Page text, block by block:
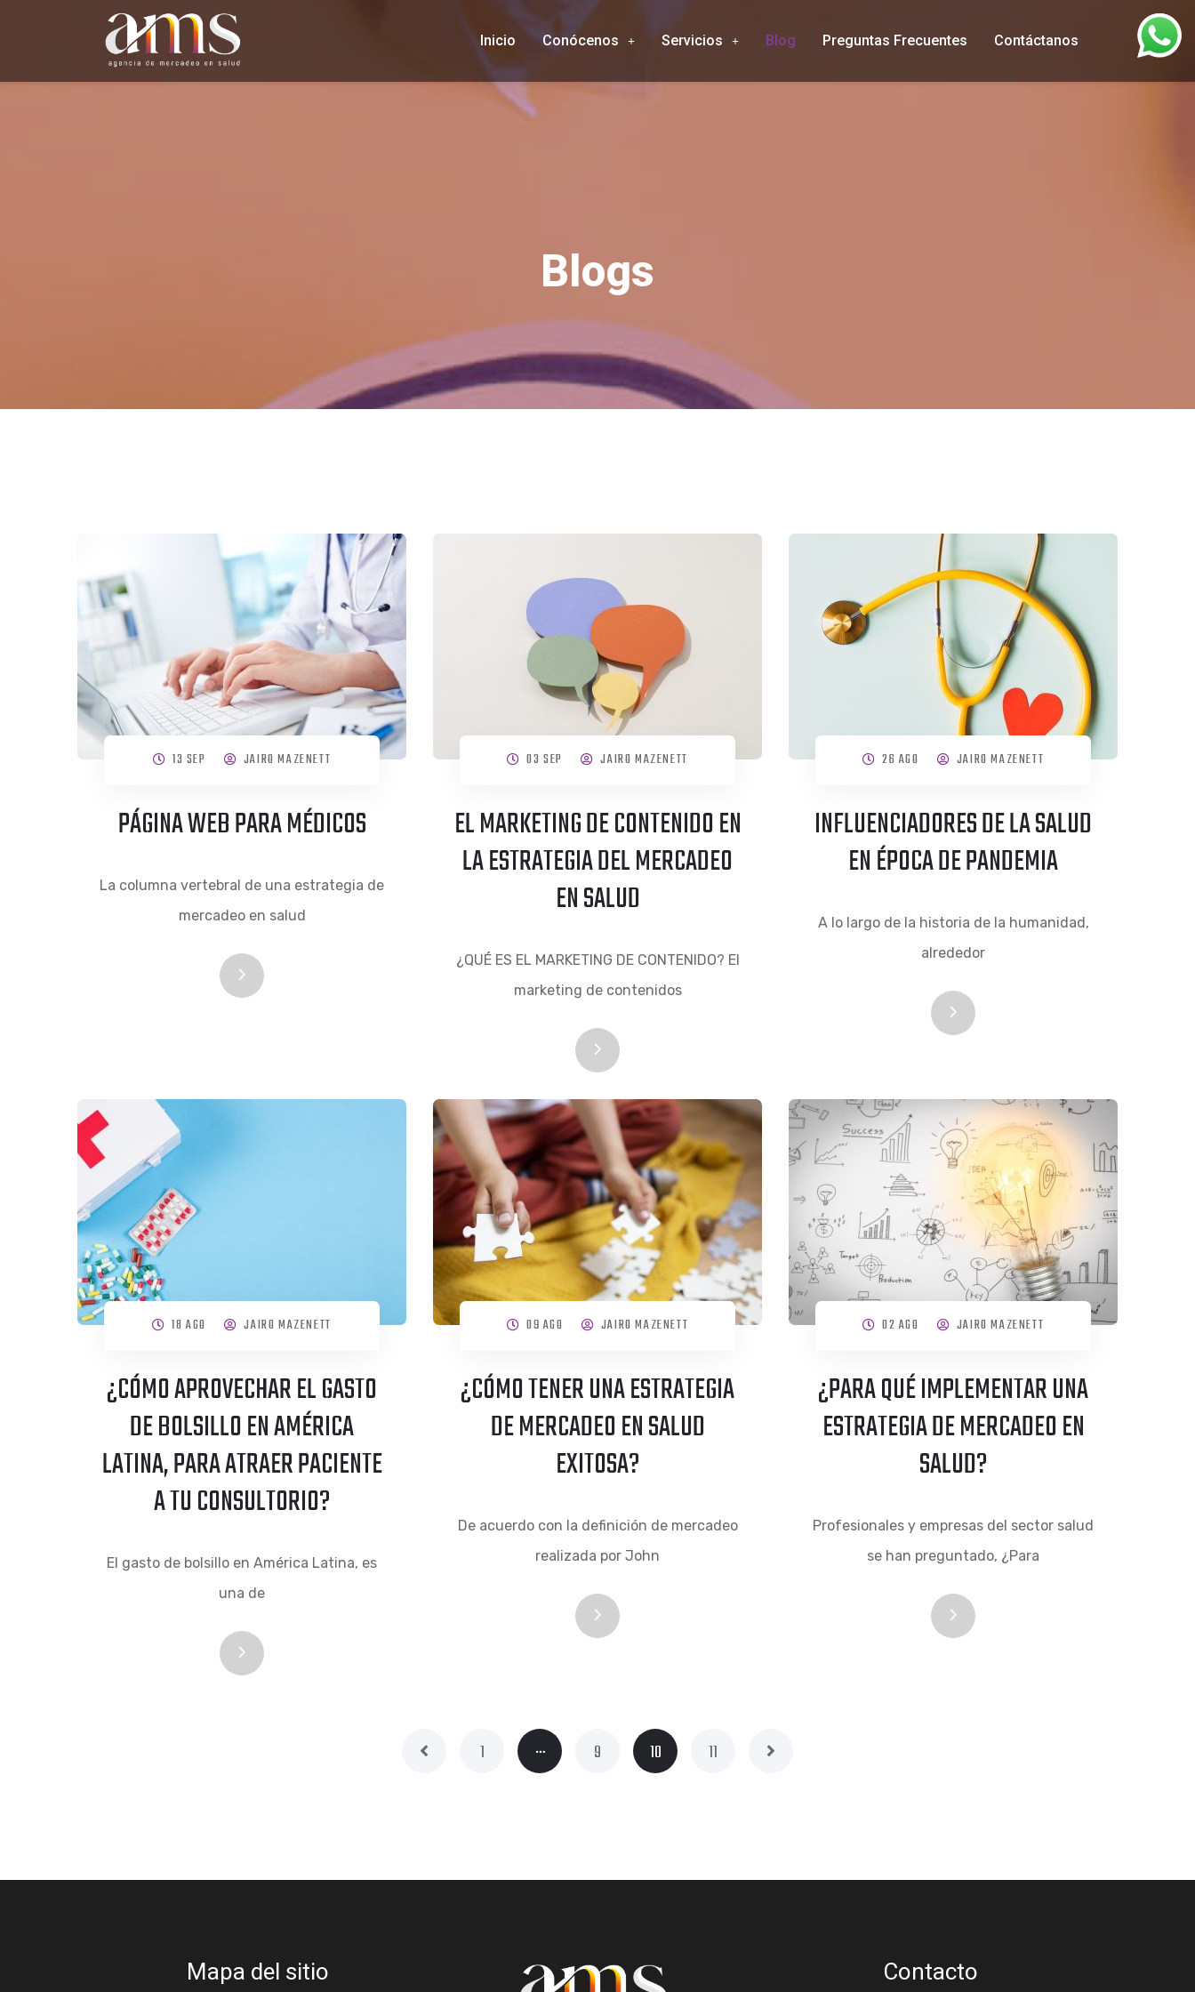
Inicio Conócenos Servicios Blog Preguntas Frecuentes Contáctanos
Blogs
13 SEP JAIRO MAZENETT
PÁGINA WEB PARA MÉDICOS
La columna vertebral de una estrategia de
mercadeo en salud
03 SEP JAIRO MAZENETT
EL MARKETING DE CONTENIDO EN
LA ESTRATEGIA DEL MERCADEO
EN SALUD
¿QUÉ ES EL MARKETING DE CONTENIDO? El
marketing de contenidos
26 AGO JAIRO MAZENETT
INFLUENCIADORES DE LA SALUD
EN ÉPOCA DE PANDEMIA
A lo largo de la historia de la humanidad,
alrededor
18 AGO JAIRO MAZENETT
¿CÓMO APROVECHAR EL GASTO
DE BOLSILLO EN AMÉRICA
LATINA, PARA ATRAER PACIENTE
A TU CONSULTORIO?
El gasto de bolsillo en América Latina, es
una de
09 AGO JAIRO MAZENETT
¿CÓMO TENER UNA ESTRATEGIA
DE MERCADEO EN SALUD
EXITOSA?
De acuerdo con la definición de mercadeo
realizada por John
02 AGO JAIRO MAZENETT
¿PARA QUÉ IMPLEMENTAR UNA
ESTRATEGIA DE MERCADEO EN
SALUD?
Profesionales y empresas del sector salud
se han preguntado, ¿Para
1 … 9 10 11
Mapa del sitio Contacto